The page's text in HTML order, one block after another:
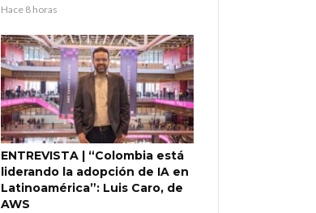
Hace 8 horas
ENTREVISTA | “Colombia está
liderando la adopción de IA en
Latinoamérica”: Luis Caro, de
AWS